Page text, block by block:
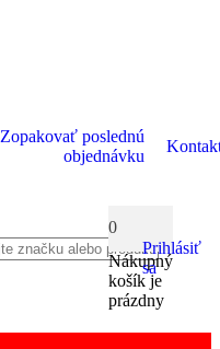
Zopakovať poslednú
objednávku
0
Nákupný
košík je
prázdny
Prihlásiť
sa